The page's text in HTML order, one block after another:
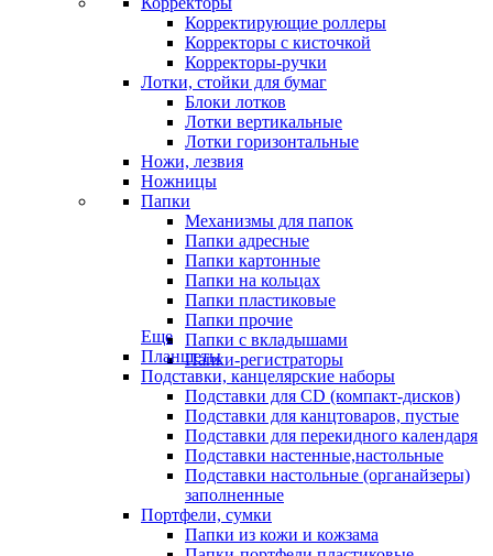
Корректирующие роллеры
Корректоры с кисточкой
Корректоры-ручки
Лотки, стойки для бумаг
Блоки лотков
Лотки вертикальные
Лотки горизонтальные
Ножи, лезвия
Ножницы
Папки
Механизмы для папок
Папки адресные
Папки картонные
Папки на кольцах
Папки пластиковые
Папки прочие
Папки с вкладышами
Папки-регистраторы
Еще
Планшеты
Подставки, канцелярские наборы
Подставки для CD (компакт-дисков)
Подставки для канцтоваров, пустые
Подставки для перекидного календаря
Подставки настенные,настольные
Подставки настольные (органайзеры)
заполненные
Портфели, сумки
Папки из кожи и кожзама